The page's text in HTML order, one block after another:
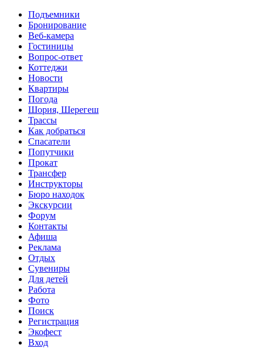
Перейти к основному содержанию
Подъемники
Бронирование
Веб-камера
Гостиницы
Вопрос-ответ
Коттеджи
Новости
Квартиры
Погода
Шория, Шерегеш
Трассы
Как добраться
Спасатели
Попутчики
Прокат
Трансфер
Инструкторы
Бюро находок
Экскурсии
Форум
Контакты
Афиша
Реклама
Отдых
Сувениры
Для детей
Работа
Фото
Поиск
Регистрация
Экофест
Вход